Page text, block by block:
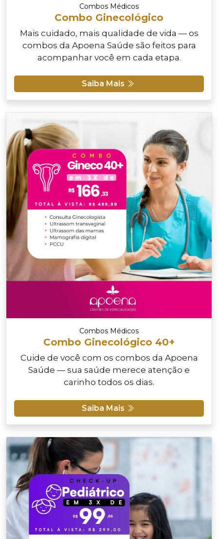
Combos Médicos
Combo Ginecológico
Mais cuidado, mais qualidade de vida — os
combos da Apoena Saúde são feitos para
acompanhar você em cada etapa.
Saiba Mais
Combos Médicos
Combo Ginecológico 40+
Cuide de você com os combos da Apoena
Saúde — sua saúde merece atenção e
carinho todos os dias.
Saiba Mais